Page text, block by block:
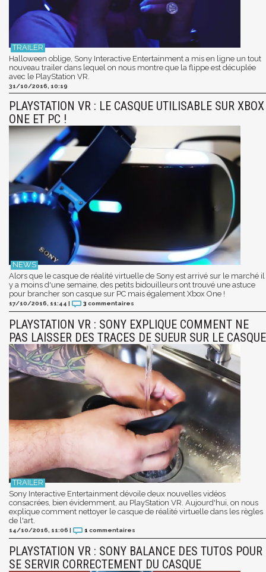
Halloween oblige, Sony Interactive Entertainment a mis en ligne un tout
nouveau trailer dans lequel on nous montre que la flippe est décuplée
avec le PlayStation VR.
31/10/2016, 10:19
PLAYSTATION VR : LE CASQUE UTILISABLE SUR XBOX
ONE ET PC !
Alors que le casque de réalité virtuelle de Sony est arrivé sur le marché il
y a moins d'une semaine, des petits bidouilleurs ont trouvé une astuce
pour brancher son casque sur PC mais également Xbox One !
17/10/2016, 11:44 | 3 commentaires
PLAYSTATION VR : SONY EXPLIQUE COMMENT NE
PAS LAISSER DES TRACES DE SUEUR SUR LE CASQUE
Sony Interactive Entertainment dévoile deux nouvelles vidéos
consacrées, bien évidemment, au PlayStation VR. Aujourd'hui, on nous
explique comment nettoyer le casque de réalité virtuelle dans les règles
de l'art.
14/10/2016, 11:06 | 1 commentaires
PLAYSTATION VR : SONY BALANCE DES TUTOS POUR
SE SERVIR CORRECTEMENT DU CASQUE